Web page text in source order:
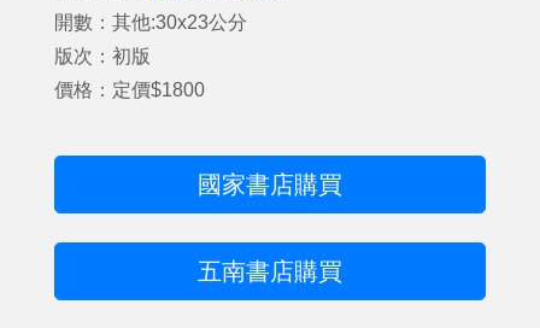
開數：其他:30x23公分
版次：初版
價格：定價$1800
國家書店購買
五南書店購買